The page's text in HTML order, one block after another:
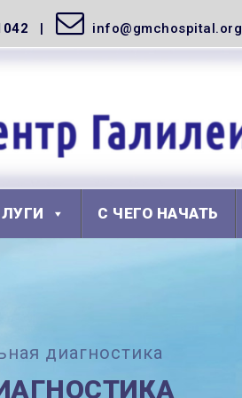
info@gmchospital.org
С ЧЕГО НАЧАТЬ
диагностика